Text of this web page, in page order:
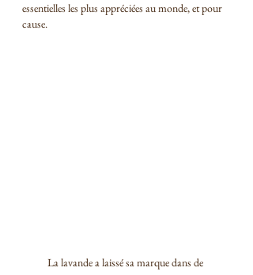
essentielles les plus appréciées au monde, et pour
cause.
La lavande a laissé sa marque dans de